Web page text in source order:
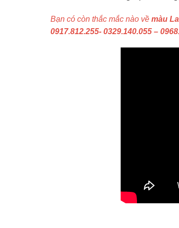
Bạn có còn thắc mắc nào về màu
0917.812.255- 0329.140.055 –